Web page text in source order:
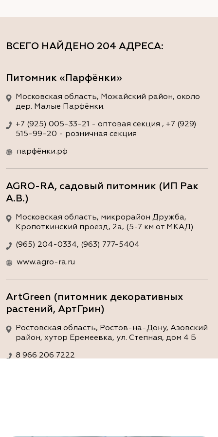
ВСЕГО НАЙДЕНО 204 АДРЕСА:
Питомник «Парфёнки»
Московская область, Можайский район, около
дер. Малые Парфёнки.
+7 (925) 005-33-21 - оптовая секция , +7 (929)
515-99-20 - розничная секция
парфёнки.рф
AGRO-RA, садовый питомник (ИП Рак
А.В.)
Московская область, микрорайон Дружба,
Кропоткинский проезд, 2а, (5-7 км от МКАД)
(965) 204-0334, (963) 777-5404
www.agro-ra.ru
ArtGreen (питомник декоративных
растений, АртГрин)
Ростовская область, Ростов-на-Дону, Азовский
район, хутор Еремеевка, ул. Степная, дом 4 Б
8 966 206 7222